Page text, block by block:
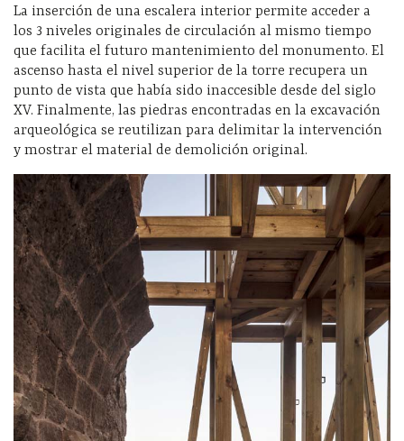
La inserción de una escalera interior permite acceder a
los 3 niveles originales de circulación al mismo tiempo
que facilita el futuro mantenimiento del monumento. El
ascenso hasta el nivel superior de la torre recupera un
punto de vista que había sido inaccesible desde del siglo
XV. Finalmente, las piedras encontradas en la excavación
arqueológica se reutilizan para delimitar la intervención
y mostrar el material de demolición original.